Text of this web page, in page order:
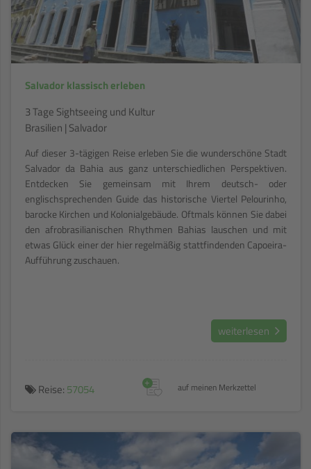
Salvador klassisch erleben
3 Tage Sightseeing und Kultur
Brasilien | Salvador
Auf dieser 3-tägigen Reise erleben Sie die wunderschöne Stadt
Salvador da Bahia aus ganz unterschiedlichen Perspektiven.
Entdecken Sie gemeinsam mit Ihrem deutsch- oder
englischsprechenden Guide das historische Viertel Pelourinho,
barocke Kirchen und Kolonialgebäude. Oftmals können Sie dabei
den afrobrasilianischen Rhythmen Bahias lauschen und mit
etwas Glück einer der hier regelmäßig stattfindenden Capoeira-
Aufführung zuschauen.
weiterlesen
Reise: 57054 auf meinen Merkzettel
+